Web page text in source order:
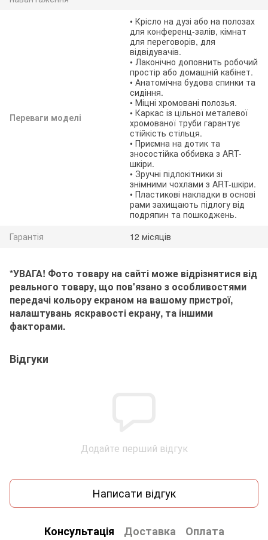
Переваги моделі
• Крісло на дузі або на полозах
для конференц-залів, кімнат
для переговорів, для
відвідувачів.
• Лаконічно доповнить робочий
простір або домашній кабінет.
• Анатомічна будова спинки та
сидіння.
• Міцні хромовані полозья.
• Каркас із цільної металевої
хромованої труби гарантує
стійкість стільця.
• Приємна на дотик та
зносостійка оббивка з ART-
шкіри.
• Зручні підлокітники зі
знімними чохлами з ART-шкіри.
• Пластикові накладки в основі
рами захищають підлогу від
подряпин та пошкоджень.
Гарантія
12 місяців
*УВАГА! Фото товару на сайті може відрізнятися від
реального товару, що пов'язано з особливостями
передачі кольору екраном на вашому пристрої,
налаштувань яскравості екрану, та іншими
факторами.
Відгуки
Додайте перший відгук
Написати відгук
Консультація Доставка Оплата